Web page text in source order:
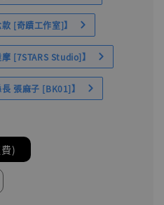
[奇蹟工作室]】
[7STARS Studio]】
張麻子 [BK01]】
)